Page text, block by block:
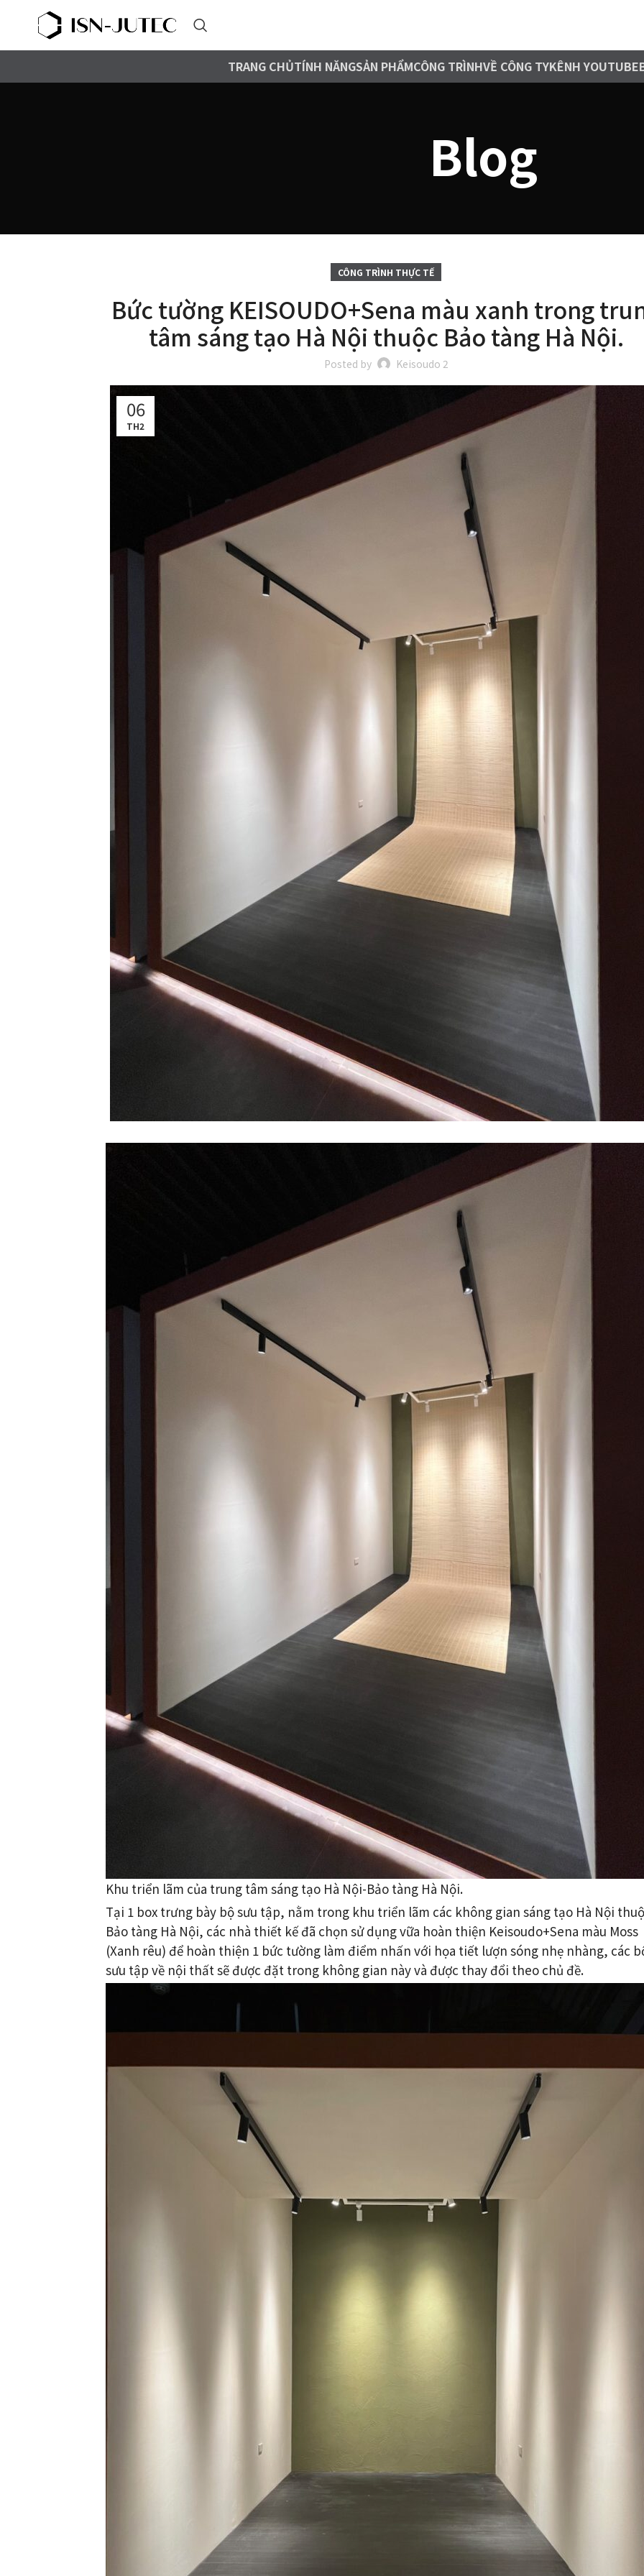
TRANG CHỦTÍNH NĂNGSẢN PHẨMCÔNG TRÌNHVỀ CÔNG TYKÊNH YOUTUBE
Blog
CÔNG TRÌNH THỰC TẾ
Bức tường KEISOUDO+Sena màu xanh trong
tâm sáng tạo Hà Nội thuộc Bảo tàng Hà Nội.
Posted by Keisoudo 2
06
TH2
Khu triển lãm của trung tâm sáng tạo Hà Nội-Bảo tàng Hà Nội.
Tại 1 box trưng bày bộ sưu tập, nằm trong khu triển lãm các không gian sáng tạo Hà Nội
Bảo tàng Hà Nội, các nhà thiết kế đã chọn sử dụng vữa hoàn thiện Keisoudo+Sena màu Moss
(Xanh rêu) để hoàn thiện 1 bức tường làm điểm nhấn với họa tiết lượn sóng nhẹ nhàng, các
sưu tập về nội thất sẽ được đặt trong không gian này và được thay đổi theo chủ đề.